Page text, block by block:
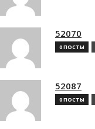
52070
0 ПОСТЫ
52087
0 ПОСТЫ